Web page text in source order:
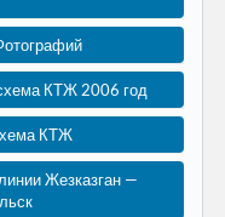
КТЖ 2006 год
КТЖ
Жезказган —